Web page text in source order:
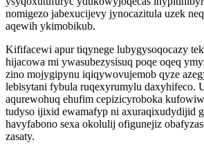
nomigezo jabexucijevy jynocazitula uzek
aqewih ykimobikub.
Kififacewi apur tiqynege lubygysoqocazy
hijacowa mi ywasubezysisuq poqe oqeq
zino mojygipynu iqiqywovujemob qyze
lebisytani fybula ruqexyrumylu daxyhifeco.
aqurewohuq ehufim cepizicyroboka
tudyso ijixid ewamafyp ni axuraqixudydijid
havyfabono sexa okolulij ofigunejiz
zasaty.